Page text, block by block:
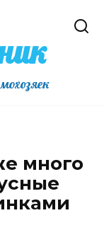
много